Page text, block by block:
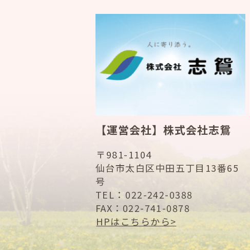
【運営会社】株式会社志鴛
〒981-1104
仙台市太白区中田五丁目13番65
号
TEL： 022-242-0388
FAX：022-741-0878
HPはこちらから>